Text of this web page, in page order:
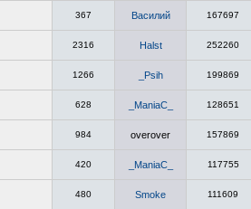
367 Василий 167697
2316 Halst 252260
1266 _Psih 199869
628 _ManiaC_ 128651
984 overover 157869
420 _ManiaC_ 117755
480 Smoke 111609